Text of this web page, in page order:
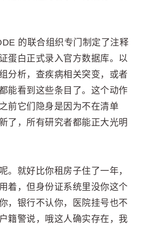
的联合组织专门制定了注释
蛋白正式录入官方数据库。以
分析，查疾病相关突变，或者
能看到这些条目了。这个动作
前它们隐身是因为不在清单
了，所有研究者都能正大光明
。就好比你租房子住了一年，
着，但身份证系统里没你这个
，银行不认你，医院挂号也不
籍警说，哦这人确实存在，我